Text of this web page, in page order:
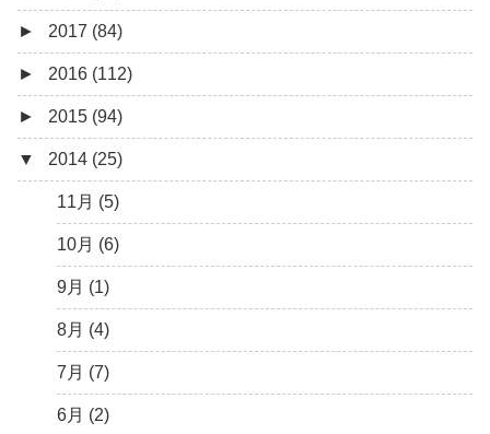
4月 (9)
3月 (15)
2月 (6)
1月 (10)
7月 (5)
6月 (8)
5月 (13)
4月 (12)
3月 (13)
2月 (14)
1月 (7)
8月 (2)
7月 (4)
6月 (6)
5月 (5)
4月 (10)
3月 (5)
2月 (11)
1月 (10)
10月 (8)
9月 (5)
8月 (9)
7月 (8)
6月 (3)
5月 (10)
4月 (7)
3月 (8)
2月 (19)
1月 (10)
11月 (11)
10月 (9)
9月 (16)
8月 (9)
7月 (11)
6月 (5)
5月 (8)
4月 (12)
3月 (9)
2月 (8)
12月 (6)
11月 (4)
10月 (8)
9月 (12)
8月 (4)
7月 (7)
6月 (7)
5月 (7)
4月 (6)
3月 (6)
► 2017 (84)
12月 (5)
11月 (3)
10月 (5)
9月 (1)
8月 (4)
7月 (6)
6月 (6)
5月 (7)
4月 (9)
► 2016 (112)
12月 (5)
11月 (11)
10月 (6)
9月 (9)
8月 (14)
7月 (13)
6月 (11)
5月 (12)
► 2015 (94)
12月 (4)
11月 (7)
10月 (5)
9月 (3)
8月 (7)
7月 (10)
6月 (11)
▼ 2014 (25)
11月 (5)
10月 (6)
9月 (1)
8月 (4)
7月 (7)
6月 (2)